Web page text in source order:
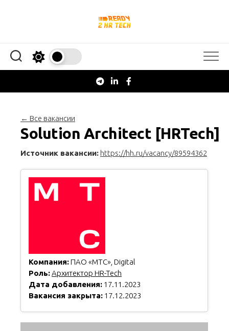
← Все вакансии
Solution Architect [HRTech]
Источник вакансии: https://hh.ru/vacancy/89594362
Компания:ПАО «МТС», Digital
Роль:Архитектор HR-Tech
Дата добавления: 17.11.2023
Вакансия закрыта: 17.12.2023